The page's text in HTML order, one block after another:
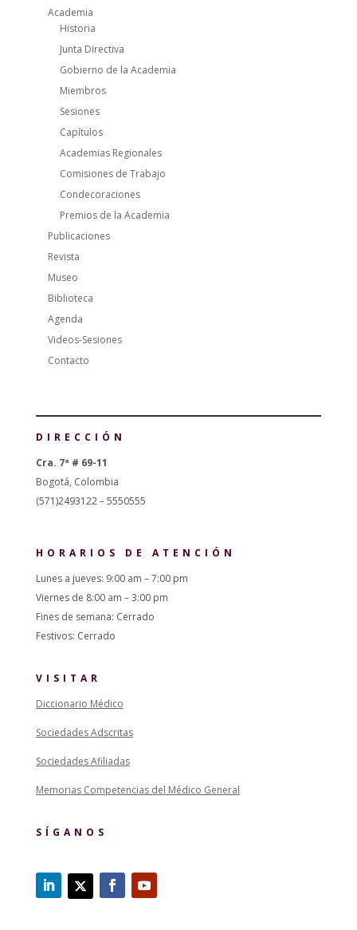
Academia
Historia
Junta Directiva
Gobierno de la Academia
Miembros
Sesiones
Capítulos
Academias Regionales
Comisiones de Trabajo
Condecoraciones
Premios de la Academia
Publicaciones
Revista
Museo
Biblioteca
Agenda
Videos-Sesiones
Contacto
DIRECCIÓN
Cra. 7ª # 69-11
Bogotá, Colombia
(571)2493122 – 5550555
HORARIOS DE ATENCIÓN
Lunes a jueves: 9:00 am – 7:00 pm
Viernes de 8:00 am – 3:00 pm
Fines de semana: Cerrado
Festivos: Cerrado
VISITAR
Diccionario Médico
Sociedades Adscritas
Sociedades Afiliadas
Memorias Competencias del Médico General
SÍGANOS